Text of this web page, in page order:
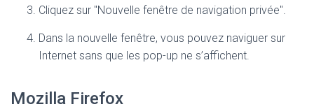
Cliquez sur "Nouvelle fenêtre de navigation privée".
Dans la nouvelle fenêtre, vous pouvez naviguer sur
Internet sans que les pop-up ne s’affichent.
Mozilla Firefox